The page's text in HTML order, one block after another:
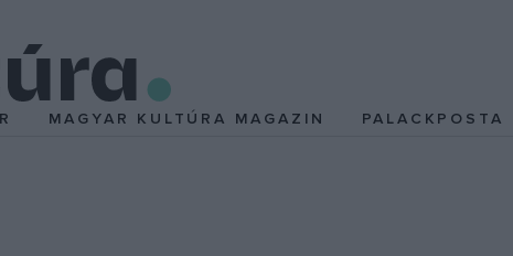
MAGYAR KULTÚRA MAGAZIN PALACKPOSTA